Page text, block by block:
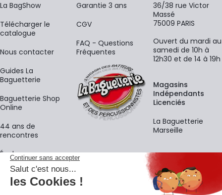
La BagShow
​Télécharger le
catalogue
Nous contacter
Guides La
Baguetterie
Baguetterie Shop
Online
44 ans de
rencontres
Écoles
Garantie 3 ans
CGV
FAQ - Questions
Fréquentes
36/38 rue Victor
Massé
75009 PARIS
Ouvert du mardi au
samedi de 10h à
12h30 et de 14 à 19h
Magasins
Indépendants
Licenciés
La Baguetterie
Marseille
La newsletter
Adresse e-mail